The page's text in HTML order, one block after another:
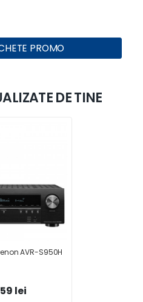
PROMO
DE TINE
AVR-S950H
lei